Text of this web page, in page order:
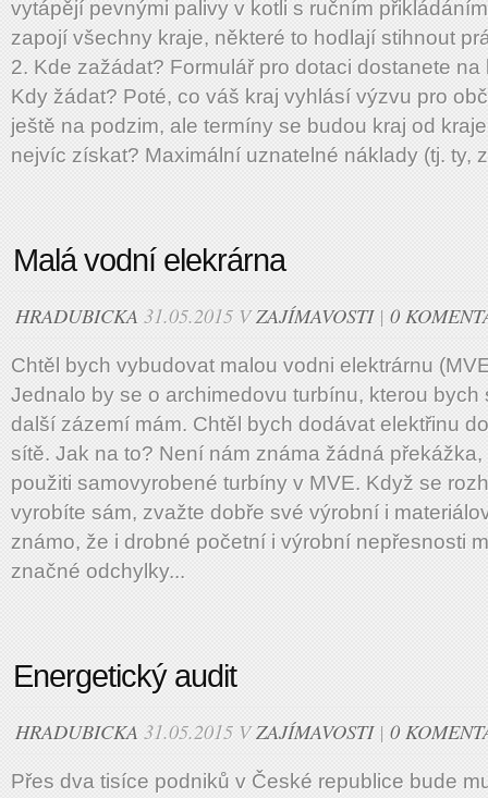
vytápějí pevnými palivy v kotli s ručním
zapojí všechny kraje, některé to hodlají stihnout
2. Kde zažádat? Formulář pro dotaci dostanete na
Kdy žádat? Poté, co váš kraj vyhlásí výzvu pro
ještě na podzim, ale termíny se budou kraj od
nejvíc získat? Maximální uznatelné náklady (tj. ty,
Malá vodní elekrárna
HRADUBICKA 31.05.2015 VZAJÍMAVOSTI| 0
Chtěl bych vybudovat malou vodni elektrárnu
Jednalo by se o archimedovu turbínu, kterou bych
další zázemí mám. Chtěl bych dodávat elektřinu
sítě. Jak na to? Není nám známa žádná
použiti samovyrobené turbíny v MVE. Když se
vyrobíte sám, zvažte dobře své výrobní i
známo, že i drobné početní i výrobní nepřesnosti
značné odchylky...
Energetický audit
HRADUBICKA 31.05.2015 VZAJÍMAVOSTI| 0
Přes dva tisíce podniků v České republice bude